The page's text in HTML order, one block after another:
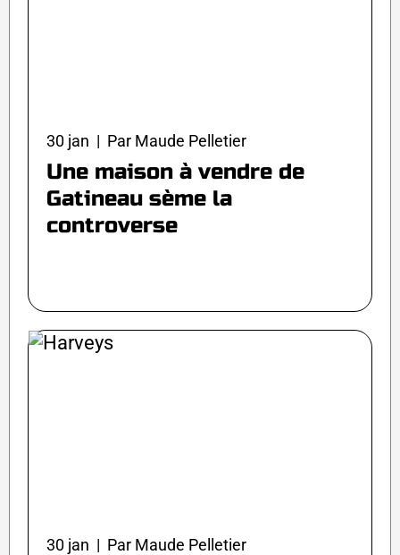
30 jan | Par Maude Pelletier
Une maison à vendre de
Gatineau sème la
controverse
30 jan | Par Maude Pelletier